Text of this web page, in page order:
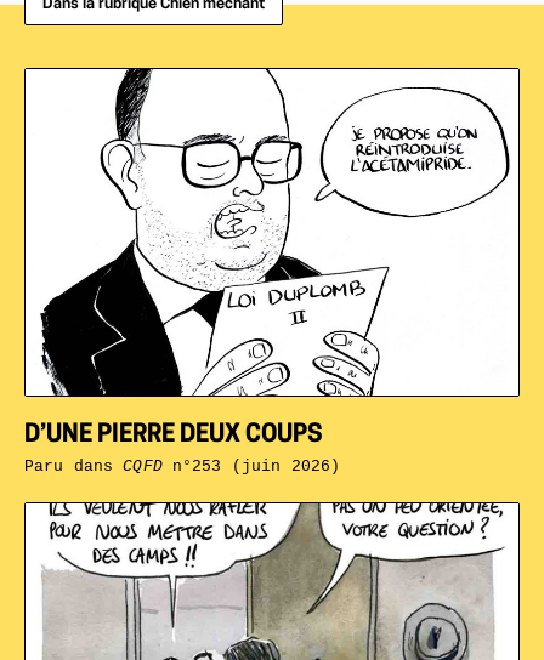
Dans la rubrique Chien méchant
D’UNE PIERRE DEUX COUPS
Paru dansCQFDn°253 (juin 2026)